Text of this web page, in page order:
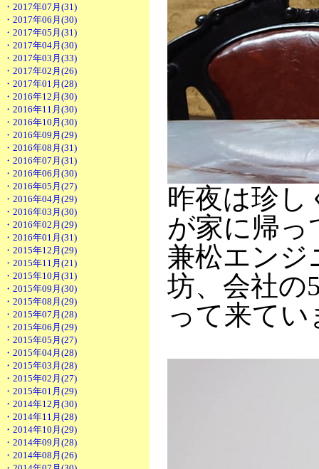
・2017年07月(31)
・2017年06月(30)
・2017年05月(31)
・2017年04月(30)
・2017年03月(33)
・2017年02月(26)
・2017年01月(28)
・2016年12月(30)
・2016年11月(30)
・2016年10月(30)
・2016年09月(29)
・2016年08月(31)
・2016年07月(31)
・2016年06月(30)
・2016年05月(27)
・2016年04月(29)
・2016年03月(30)
・2016年02月(29)
・2016年01月(31)
・2015年12月(29)
・2015年11月(21)
・2015年10月(31)
・2015年09月(30)
・2015年08月(29)
・2015年07月(28)
・2015年06月(29)
・2015年05月(27)
・2015年04月(28)
・2015年03月(28)
・2015年02月(27)
・2015年01月(29)
・2014年12月(30)
・2014年11月(28)
・2014年10月(29)
・2014年09月(28)
・2014年08月(26)
昨夜は珍し
が家に帰っ
兼松エンジ
坊、会社の
って来てい